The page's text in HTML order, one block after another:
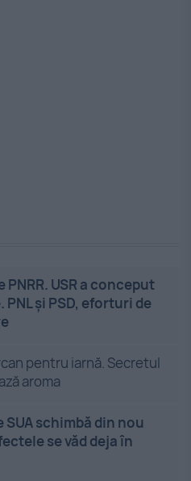
PNRR. USR a conceput
și PSD, eforturi de
pentru iarnă. Secretul
aroma
SUA schimbă din nou
se văd deja în